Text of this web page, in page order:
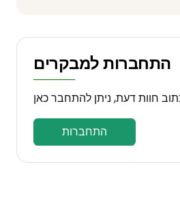
התחברות למבקרים
התחברות